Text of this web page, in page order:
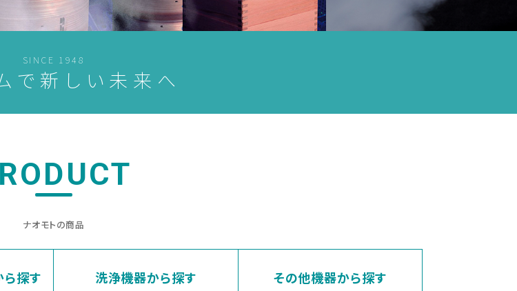
SINCE 1948
で新しい未来へ
ナオモトの商品
ら探す 洗浄機器から探す その他機器から探す